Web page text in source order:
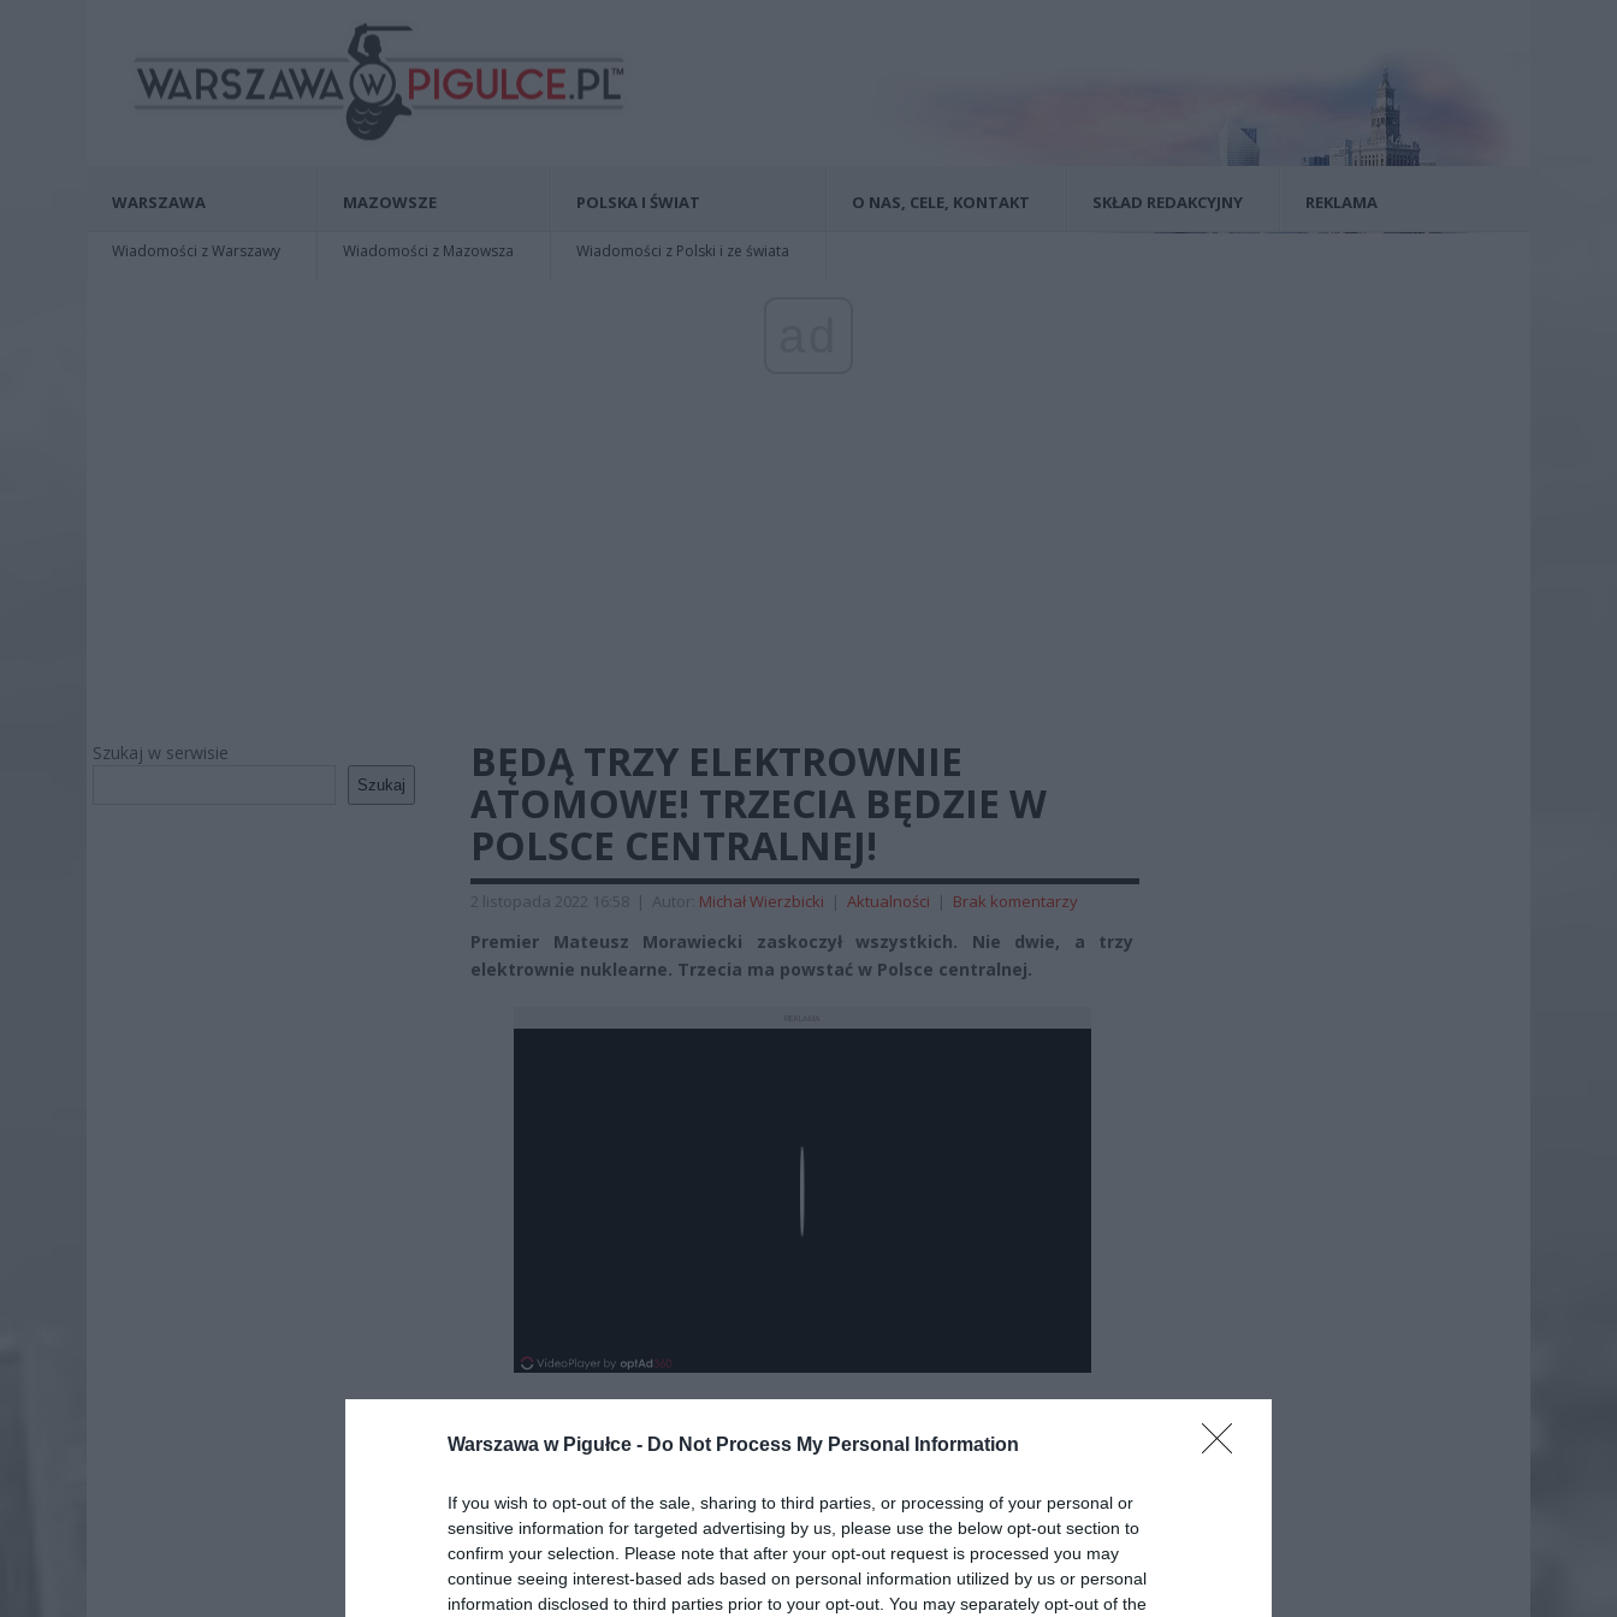
Warszawa w Pigułce - Do Not Process My Personal Information
If you wish to opt-out of the sale, sharing to third parties, or processing of your personal or
sensitive information for targeted advertising by us, please use the below opt-out section to
confirm your selection. Please note that after your opt-out request is processed you may
continue seeing interest-based ads based on personal information utilized by us or personal
information disclosed to third parties prior to your opt-out. You may separately opt-out of the
WARSZAWA
Wiadomości z Warszawy
MAZOWSZE
Wiadomości z Mazowsza
POLSKA I ŚWIAT
Wiadomości z Polski i ze świata
O NAS, CELE, KONTAKT SKŁAD REDAKCYJNY REKLAMA
Szukaj w serwisie
Szukaj
BĘDĄ TRZY ELEKTROWNIE
ATOMOWE! TRZECIA BĘDZIE W
POLSCE CENTRALNEJ!
2 listopada 2022 16:58 | Autor: Michał Wierzbicki | Aktualności | Brak komentarzy
Premier Mateusz Morawiecki zaskoczył wszystkich. Nie dwie, a trzy
elektrownie nuklearne. Trzecia ma powstać w Polsce centralnej.
ad